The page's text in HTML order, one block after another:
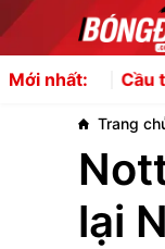
Mới nhất:
Cầu thủ xuất sắc
Trang
lại